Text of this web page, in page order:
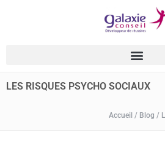
LES RISQUES PSYCHO SOCIAUX
Accueil / Blog /